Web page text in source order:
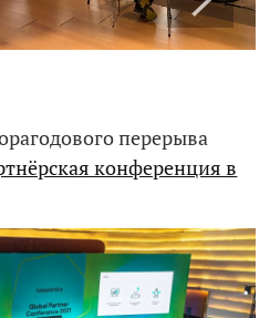
перерыва
конференция в